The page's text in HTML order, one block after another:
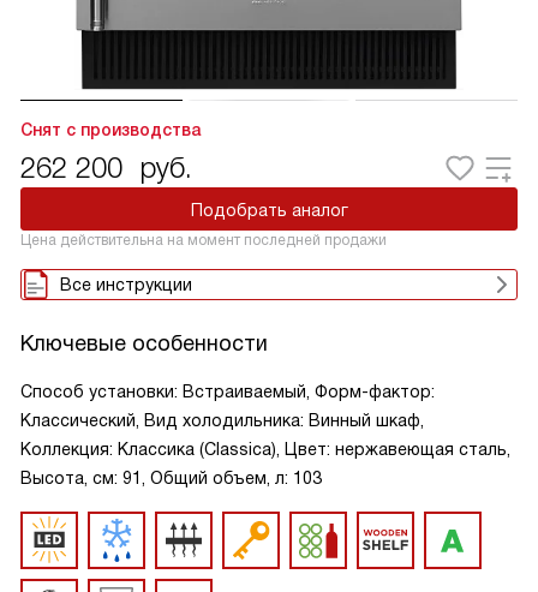
Снят с производства
262 200 руб.
Подобрать аналог
Цена действительна на момент последней продажи
Все инструкции
Ключевые особенности
Способ установки: Встраиваемый, Форм-фактор:
Классический, Вид холодильника: Винный шкаф,
Коллекция: Классика (Classica), Цвет: нержавеющая сталь,
Высота, см: 91, Общий объем, л: 103